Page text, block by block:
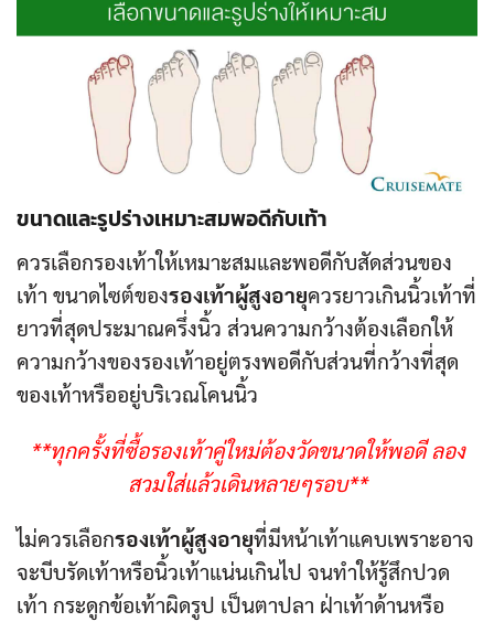
ขนาดและรูปร่างเหมาะสมพอดีกับเท้า
ควรเลือกรองเท้าให้เหมาะสมและพอดีกับสัดส่วนของ
เท้า ขนาดไซต์ของรองเท้าผู้สูงอายุควรยาวเกินนิ้วเท้าที่
ยาวที่สุดประมาณครึ่งนิ้ว ส่วนความกว้างต้องเลือกให้
ความกว้างของรองเท้าอยู่ตรงพอดีกับส่วนที่กว้างที่สุด
ของเท้าหรืออยู่บริเวณโคนนิ้ว
**ทุกครั้งที่ซื้อรองเท้าคู่ใหม่ต้องวัดขนาดให้พอดี ลอง
สวมใส่แล้วเดินหลายๆรอบ**
ไม่ควรเลือกรองเท้าผู้สูงอายุที่มีหน้าเท้าแคบเพราะอาจ
จะบีบรัดเท้าหรือนิ้วเท้าแน่นเกินไป จนทำให้รู้สึกปวด
เท้า กระดูกข้อเท้าผิดรูป เป็นตาปลา ฝ่าเท้าด้านหรือ